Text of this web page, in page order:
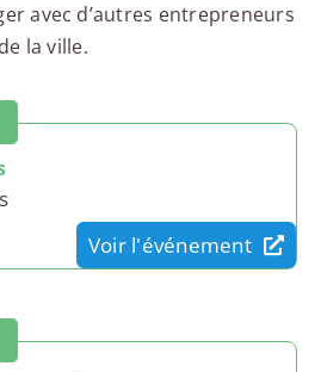
avec d’autres entrepreneurs
la ville.
Voir l'événement